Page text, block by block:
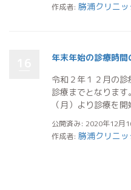
作成者: 勝浦クリニッ
年末年始の診療時
令和２年１２月の
診療までとなりま
（月）より診療を
公開済み: 2020年12月
作成者: 勝浦クリニッ